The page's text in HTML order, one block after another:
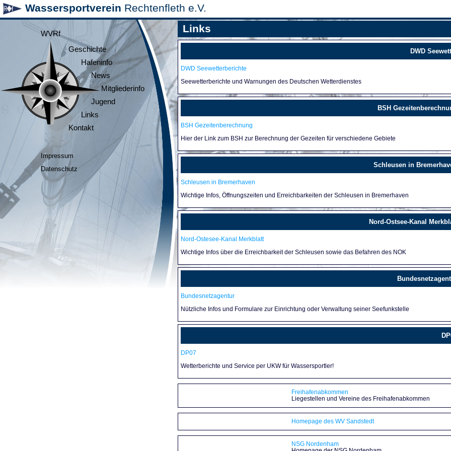
Wassersportverein Rechtenfleth e.V.
WVRf
Geschichte
Hafeninfo
News
Mitgliederinfo
Jugend
Links
Kontakt
Impressum
Datenschutz
Links
DWD
DWD Seewetterberichte
Seewetterberichte und Warnungen des Deutschen Wetterdienstes
BSH
BSH Gezeitenberechnung
Hier der Link zum BSH zur Berechnung der Gezeiten für verschiedene Gebiete
Schleusen in
Schleusen in Bremerhaven
Wichtige Infos, Öffnungszeiten und Erreichbarkeiten der Schleusen in Bremerhaven
Nord-Ostsee-Kanal
Nord-Ostesee-Kanal Merkblatt
Wichtige Infos über die Erreichbarkeit der Schleusen sowie das Befahren des NOK
Bundesnetzagentur
Nützliche Infos und Formulare zur Einrichtung oder Verwaltung seiner Seefunkstelle
DP07
Wetterberichte und Service per UKW für Wassersportler!
Freihafenabkommen
Liegestellen und Vereine des Freihafenabkommen
Homepage des WV Sandstedt
NSG Nordenham